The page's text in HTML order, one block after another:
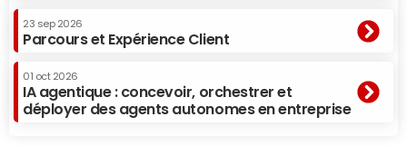
23 sep 2026
Parcours et Expérience Client
01 oct 2026
IA agentique : concevoir, orchestrer et
déployer des agents autonomes en entreprise